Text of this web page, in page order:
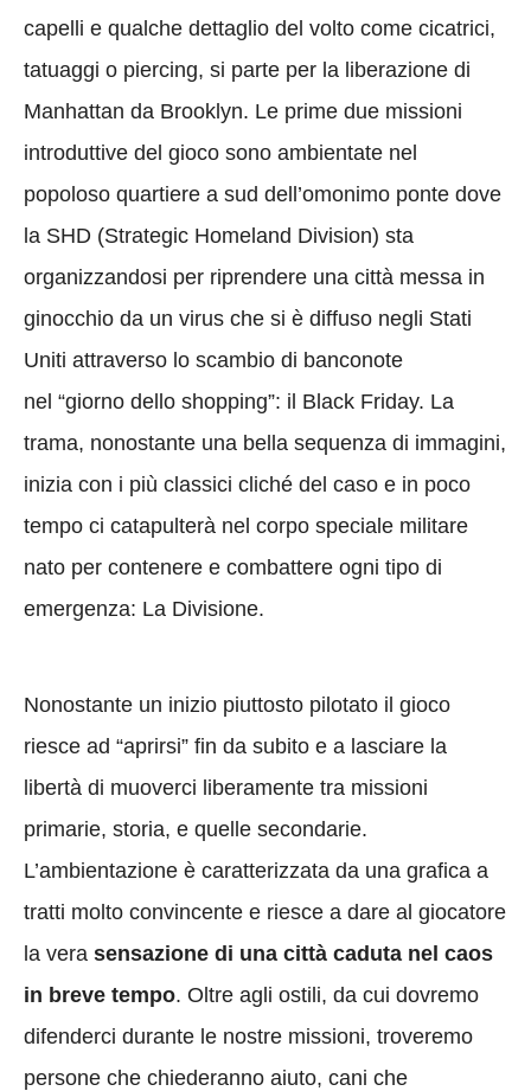
capelli e qualche dettaglio del volto come cicatrici,
tatuaggi o piercing, si parte per la liberazione di
Manhattan da Brooklyn. Le prime due missioni
introduttive del gioco sono ambientate nel
popoloso quartiere a sud dell’omonimo ponte dove
la SHD (Strategic Homeland Division) sta
organizzandosi per riprendere una città messa in
ginocchio da un virus che si è diffuso negli Stati
Uniti attraverso lo scambio di banconote
nel “giorno dello shopping”: il Black Friday. La
trama, nonostante una bella sequenza di immagini,
inizia con i più classici cliché del caso e in poco
tempo ci catapulterà nel corpo speciale militare
nato per contenere e combattere ogni tipo di
emergenza: La Divisione.
Nonostante un inizio piuttosto pilotato il gioco
riesce ad “aprirsi” fin da subito e a lasciare la
libertà di muoverci liberamente tra missioni
primarie, storia, e quelle secondarie.
L’ambientazione è caratterizzata da una grafica a
tratti molto convincente e riesce a dare al giocatore
la vera sensazione di una città caduta nel caos
in breve tempo. Oltre agli ostili, da cui dovremo
difenderci durante le nostre missioni, troveremo
persone che chiederanno aiuto, cani che